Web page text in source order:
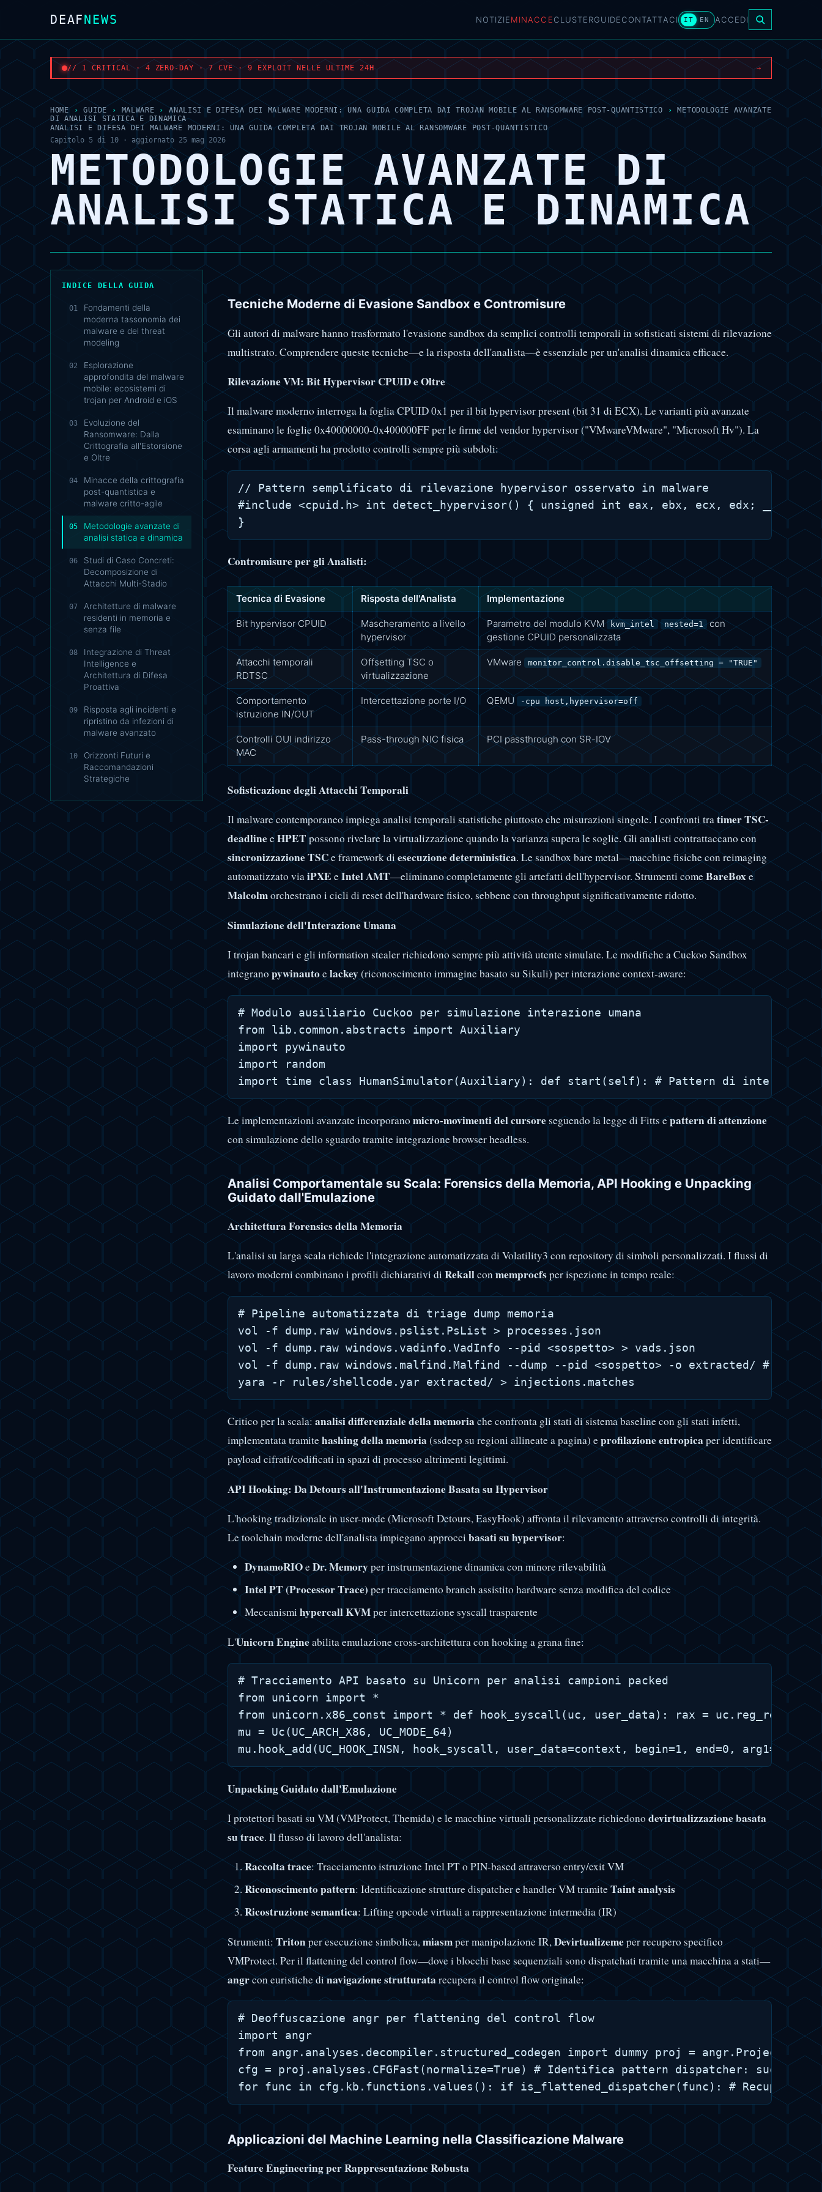
DEAFNEWS NOTIZIEMINACCECLUSTERGUIDECONTATTACI IT EN ACCEDI
// 1 CRITICAL · 4 ZERO-DAY · 7 CVE · 9 EXPLOIT NELLE ULTIME 24H →
HOME › GUIDE › MALWARE › ANALISI E DIFESA DEI MALWARE MODERNI: UNA GUIDA COMPLETA DAI TROJAN MOBILE AL RANSOMWARE POST-QUANTISTICO ›
METODOLOGIE AVANZATE
DI ANALISI STATICA E DINAMICA
ANALISI E DIFESA DEI MALWARE MODERNI: UNA GUIDA COMPLETA DAI TROJAN MOBILE AL RANSOMWARE POST-QUANTISTICO
Capitolo 5 di 10 · aggiornato 25 mag 2026
METODOLOGIE AVANZATE DI
ANALISI STATICA E DINAMICA
INDICE DELLA GUIDA
01
Fondamenti della
moderna tassonomia dei
malware e del threat
modeling
02
Esplorazione
approfondita del malware
mobile: ecosistemi di
trojan per Android e iOS
03
Evoluzione del
Ransomware: Dalla
Crittografia all'Estorsione
e Oltre
04
Minacce della crittografia
post-quantistica e
malware critto-agile
05
Metodologie avanzate di
analisi statica e dinamica
06
Studi di Caso Concreti:
Decomposizione di
Attacchi Multi-Stadio
07
Architetture di malware
residenti in memoria e
senza file
08
Integrazione di Threat
Intelligence e
Architettura di Difesa
Proattiva
09
Risposta agli incidenti e
ripristino da infezioni di
malware avanzato
10
Orizzonti Futuri e
Raccomandazioni
Strategiche
Tecniche Moderne di Evasione Sandbox e Contromisure
Gli autori di malware hanno trasformato l'evasione sandbox da semplici controlli temporali in sofisticati sistemi di rilevazione
multistrato. Comprendere queste tecniche—e la risposta dell'analista—è essenziale per un'analisi dinamica efficace.
Rilevazione VM: Bit Hypervisor CPUID e Oltre
Il malware moderno interroga la foglia CPUID 0x1 per il bit hypervisor present (bit 31 di ECX). Le varianti più avanzate
esaminano le foglie 0x40000000-0x400000FF per le firme del vendor hypervisor ("VMwareVMware", "Microsoft Hv"). La
corsa agli armamenti ha prodotto controlli sempre più subdoli:
// Pattern semplificato di rilevazione hypervisor osservato in malware
#include <cpuid.h> int detect_hypervisor() { unsigned int eax, ebx, ecx, edx;
Contromisure per gli Analisti:
Tecnica di Evasione Risposta dell'Analista Implementazione
Bit hypervisor CPUID
Mascheramento a livello
hypervisor
Parametro del modulo KVM kvm_intel nested=1
con
gestione CPUID personalizzata
Attacchi temporali
RDTSC
Offsetting TSC o
virtualizzazione
VMware monitor_control.disable_tsc_offsetting = "TRUE"
Comportamento
istruzione IN/OUT
Intercettazione porte I/O QEMU -cpu host,hypervisor=off
Controlli OUI indirizzo
MAC
Pass-through NIC fisica PCI passthrough con SR-IOV
Sofisticazione degli Attacchi Temporali
Il malware contemporaneo impiega analisi temporali statistiche piuttosto che misurazioni singole. I confronti tratimer TSC-
deadlineeHPET possono rivelare la virtualizzazione quando la varianza supera le soglie. Gli analisti contrattaccano con
sincronizzazione TSCe framework diesecuzione deterministica. Le sandbox bare metal—macchine fisiche con reimaging
automatizzato viaiPXE eIntel AMT—eliminano completamente gli artefatti dell'hypervisor. Strumenti comeBareBoxe
Malcolmorchestrano i cicli di reset dell'hardware fisico, sebbene con throughput significativamente ridotto.
Simulazione dell'Interazione Umana
I trojan bancari e gli information stealer richiedono sempre più attività utente simulate. Le modifiche a Cuckoo Sandbox
integranopywinautoelackey(riconoscimento immagine basato su Sikuli) per interazione context-aware:
# Modulo ausiliario Cuckoo per simulazione interazione umana
from lib.common.abstracts import Auxiliary
import pywinauto
import random
Le implementazioni avanzate incorporano micro-movimenti del cursore seguendo la legge di Fitts epattern di attenzione
con simulazione dello sguardo tramite integrazione browser headless.
Analisi Comportamentale su Scala: Forensics della Memoria, API Hooking e Unpacking
Guidato dall'Emulazione
Architettura Forensics della Memoria
L'analisi su larga scala richiede l'integrazione automatizzata di Volatility3 con repository di simboli personalizzati. I flussi di
lavoro moderni combinano i profili dichiarativi di Rekallconmemprocfsper ispezione in tempo reale:
# Pipeline automatizzata di triage dump memoria
vol -f dump.raw windows.pslist.PsList > processes.json
vol -f dump.raw windows.vadinfo.VadInfo --pid <sospetto> > vads.json
vol -f dump.raw windows.malfind.Malfind --dump --pid <sospetto> -o extracted/ #
Critico per la scala:analisi differenziale della memoriache confronta gli stati di sistema baseline con gli stati infetti,
implementata tramitehashing della memoria (ssdeep su regioni allineate a pagina) eprofilazione entropica per identificare
payload cifrati/codificati in spazi di processo altrimenti legittimi.
API Hooking: Da Detours all'Instrumentazione Basata su Hypervisor
L'hooking tradizionale in user-mode (Microsoft Detours, EasyHook) affronta il rilevamento attraverso controlli di integrità.
Le toolchain moderne dell'analista impiegano approcci basati su hypervisor:
DynamoRIOeDr. Memoryper instrumentazione dinamica con minore rilevabilità
Intel PT (Processor Trace)per tracciamento branch assistito hardware senza modifica del codice
Meccanismi hypercall KVMper intercettazione syscall trasparente
L'Unicorn Engineabilita emulazione cross-architettura con hooking a grana fine:
# Tracciamento API basato su Unicorn per analisi campioni packed
from unicorn import *
from unicorn.x86_const import * def hook_syscall(uc, user_data): rax =
mu = Uc(UC_ARCH_X86, UC_MODE_64)
Unpacking Guidato dall'Emulazione
I protettori basati su VM (VMProtect, Themida) e le macchine virtuali personalizzate richiedono devirtualizzazione basata
su trace. Il flusso di lavoro dell'analista:
Raccolta trace: Tracciamento istruzione Intel PT o PIN-based attraverso entry/exit VM
Riconoscimento pattern: Identificazione strutture dispatcher e handler VM tramiteTaint analysis
Ricostruzione semantica: Lifting opcode virtuali a rappresentazione intermedia (IR)
Strumenti: Tritonper esecuzione simbolica,miasmper manipolazione IR,Devirtualizemeper recupero specifico
VMProtect. Per il flattening del control flow—dove i blocchi base sequenziali sono dispatchati tramite una macchina a stati—
angrcon euristiche dinavigazione strutturatarecupera il control flow originale:
# Deoffuscazione angr per flattening del control flow
import angr
from angr.analyses.decompiler.structured_codegen import dummy proj =
cfg = proj.analyses.CFGFast(normalize=True) # Identifica pattern dispatcher:
Applicazioni del Machine Learning nella Classificazione Malware
Feature Engineering per Rappresentazione Robusta